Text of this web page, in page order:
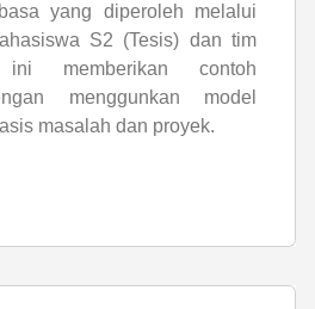
yang diperoleh melalui
S2 (Tesis) dan tim
memberikan contoh
menggunkan model
masalah dan proyek.